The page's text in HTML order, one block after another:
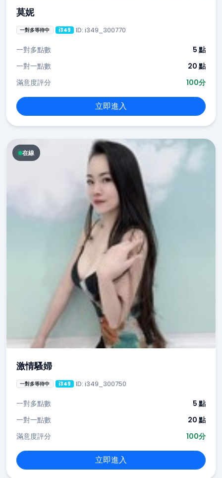
莫妮
一對多等待中 i349 ID: i349_300770
一對多點數
5 點
一對一點數
20 點
滿意度評分
100分
立即進入
在線
激情騷婦
一對多等待中 i349 ID: i349_300750
一對多點數
5 點
一對一點數
20 點
滿意度評分
100分
立即進入